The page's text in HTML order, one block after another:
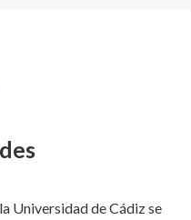
Universidad de Cádiz se